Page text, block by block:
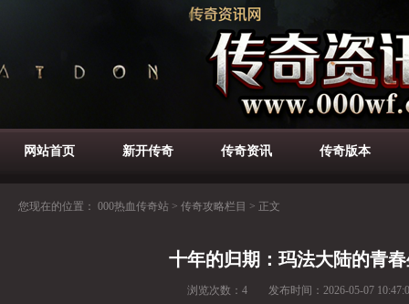
网站首页 新开传奇 传奇资讯 传奇版本
您现在的位置： 000热血传奇站 > 传奇攻略栏目 > 正文
十年的归期：玛法大陆的青
浏览次数： 4 发布时间： 2026-05-07